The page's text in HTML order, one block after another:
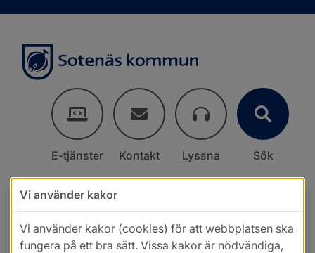
E-tjänster Kontakt Lyssna Sök
Vi använder kakor
Vi använder kakor (cookies) för att webbplatsen ska
fungera på ett bra sätt. Vissa kakor är nödvändiga,